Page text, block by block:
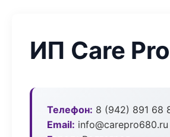
ИП Care Pro
Телефон: 8 (942) 891 68
Email: info@carepro680.ru